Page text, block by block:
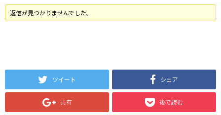
返信が見つかりませんでした。
ツイート シェア
共有 後で読む